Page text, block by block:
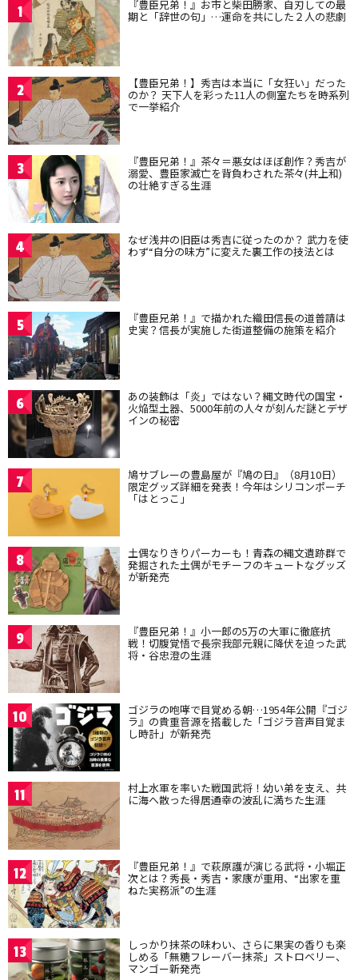
1 『豊臣兄弟！』お市と柴田勝家、自刃しての最
期と「辞世の句」…運命を共にした２人の悲劇
2 【豊臣兄弟！】秀吉は本当に「女狂い」だった
のか？ 天下人を彩った11人の側室たちを時系列
で一挙紹介
3 『豊臣兄弟！』茶々＝悪女はほぼ創作？秀吉が
溺愛、豊臣家滅亡を背負わされた茶々(井上和)
の壮絶すぎる生涯
4 なぜ浅井の旧臣は秀吉に従ったのか？ 武力を使
わず“自分の味方”に変えた裏工作の技法とは
5 『豊臣兄弟！』で描かれた織田信長の道普請は
史実？信長が実施した街道整備の施策を紹介
6 あの装飾は「炎」ではない？縄文時代の国宝・
火焔型土器、5000年前の人々が刻んだ謎とデザ
インの秘密
7 鳩サブレーの豊島屋が『鳩の日』（8月10日）
限定グッズ詳細を発表！今年はシリコンポーチ
「はとっこ」
8 土偶なりきりパーカーも！青森の縄文遺跡群で
発掘された土偶がモチーフのキュートなグッズ
が新発売
9 『豊臣兄弟！』小一郎の5万の大軍に徹底抗
戦！切腹覚悟で長宗我部元親に降伏を迫った武
将・谷忠澄の生涯
10 ゴジラの咆哮で目覚める朝…1954年公開『ゴジ
ラ』の貴重音源を搭載した「ゴジラ音声目覚ま
し時計」が新発売
11 村上水軍を率いた戦国武将！幼い弟を支え、共
に海へ散った得居通幸の波乱に満ちた生涯
12 『豊臣兄弟！』で萩原護が演じる武将・小堀正
次とは？秀長・秀吉・家康が重用、“出家を重
ねた実務派”の生涯
13 しっかり抹茶の味わい、さらに果実の香りも楽
しめる「無糖フレーバー抹茶」ストロベリー、
マンゴー新発売